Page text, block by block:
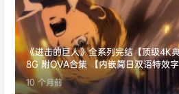
《进击的巨人》全系列完结【顶级4K
8G 附OVA合集 【内嵌简日双语特效
10 个月前